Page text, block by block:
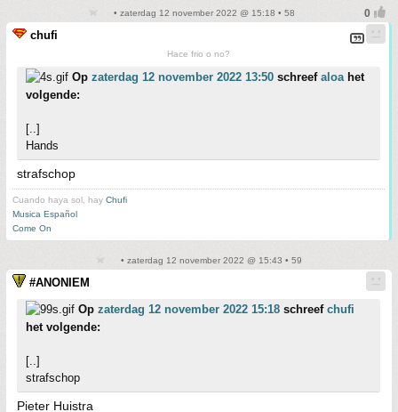
• zaterdag 12 november 2022 @ 15:18 • 58
chufi
Hace frio o no?
Op zaterdag 12 november 2022 13:50 schreef aloahet
volgende:
[..]
Hands
strafschop
Cuando haya sol, hay Chufi
Musica Español
Come On
• zaterdag 12 november 2022 @ 15:43 • 59
#ANONIEM
Op zaterdag 12 november 2022 15:18 schreef chufi
het volgende:
[..]
strafschop
Pieter Huistra